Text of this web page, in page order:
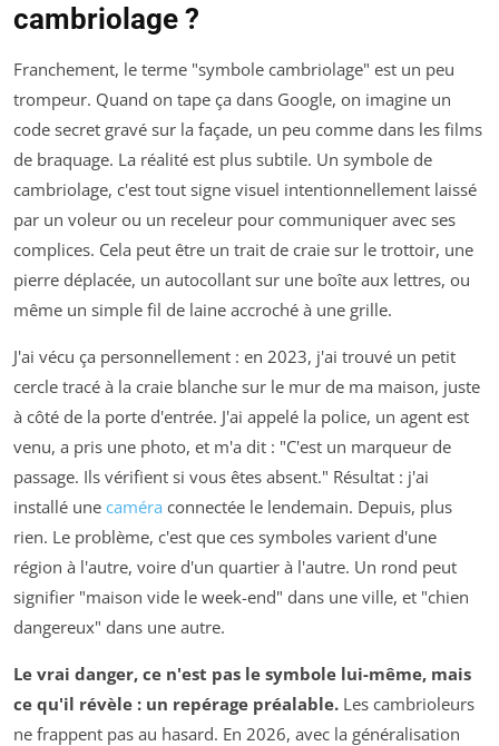
cambriolage ?
Franchement, le terme "symbole cambriolage" est un peu
trompeur. Quand on tape ça dans Google, on imagine un
code secret gravé sur la façade, un peu comme dans les films
de braquage. La réalité est plus subtile. Un symbole de
cambriolage, c'est tout signe visuel intentionnellement laissé
par un voleur ou un receleur pour communiquer avec ses
complices. Cela peut être un trait de craie sur le trottoir, une
pierre déplacée, un autocollant sur une boîte aux lettres, ou
même un simple fil de laine accroché à une grille.
J'ai vécu ça personnellement : en 2023, j'ai trouvé un petit
cercle tracé à la craie blanche sur le mur de ma maison, juste
à côté de la porte d'entrée. J'ai appelé la police, un agent est
venu, a pris une photo, et m'a dit : "C'est un marqueur de
passage. Ils vérifient si vous êtes absent." Résultat : j'ai
installé une caméra connectée le lendemain. Depuis, plus
rien. Le problème, c'est que ces symboles varient d'une
région à l'autre, voire d'un quartier à l'autre. Un rond peut
signifier "maison vide le week-end" dans une ville, et "chien
dangereux" dans une autre.
Le vrai danger, ce n'est pas le symbole lui-même, mais
ce qu'il révèle : un repérage préalable. Les cambrioleurs
ne frappent pas au hasard. En 2026, avec la généralisation